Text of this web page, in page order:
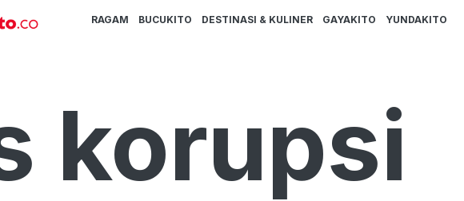
RAGAM BUCUKITO DESTINASI & KULINER GAYAKITO YUNDAKITO
korupsi